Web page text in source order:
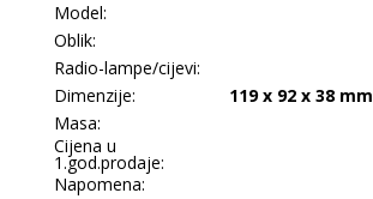
Model:
Oblik:
Radio-lampe/cijevi:
Dimenzije:
119 x 92 x 38 mm
Masa:
Cijena u
1.god.prodaje:
Napomena: